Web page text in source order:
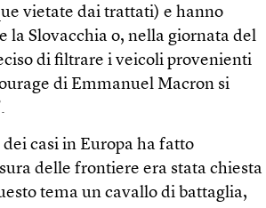
vietate dai trattati) e hanno
la Slovacchia o, nella giornata del
di filtrare i veicoli provenienti
di Emmanuel Macron si
casi in Europa ha fatto
delle frontiere era stata chiesta
tema un cavallo di battaglia,